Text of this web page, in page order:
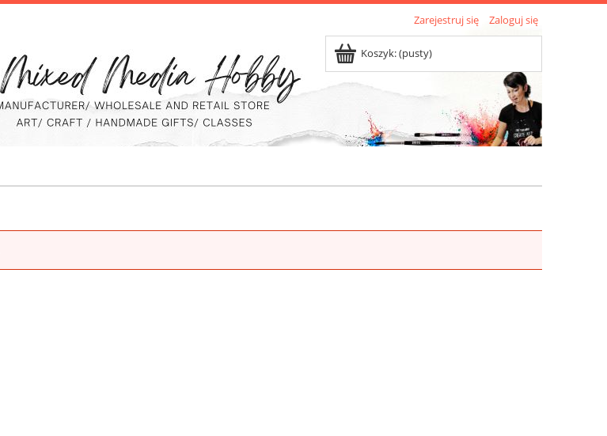
Zarejestruj się Zaloguj się
Koszyk:(pusty)